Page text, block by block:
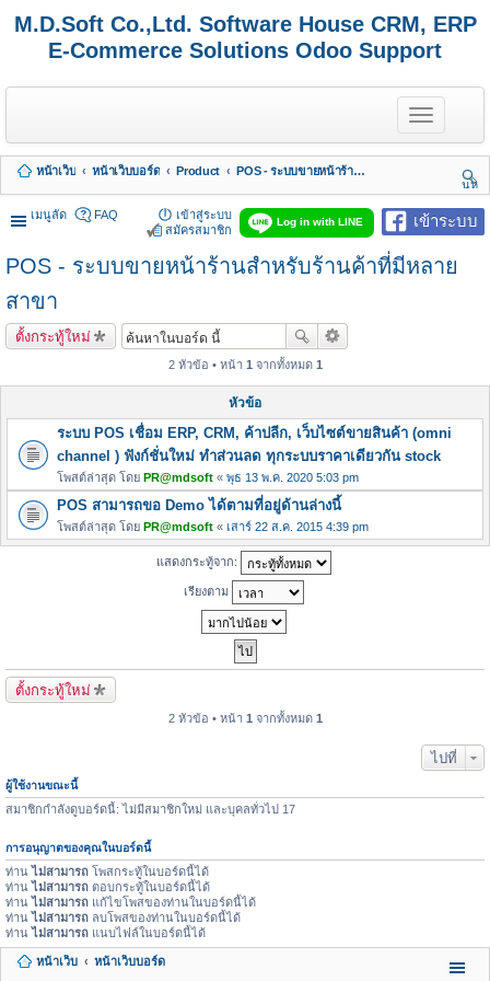
M.D.Soft Co.,Ltd. Software House CRM, ERP
E-Commerce Solutions Odoo Support
T
o
g
e
n
a
i
g
หน้าเว็บ หน้าเว็บบอร์ด Product
POS - ระบบขายหน้าร้านสำหรับร้านค้าที่มีหลายสาขา
นห
า
เมนูลัด
เข้าระบบ
Log in with LINE
FAQ
เข้าสู่ระบบ
สมัครสมาชิก
POS - ระบบขายหน้าร้านสำหรับร้านค้าที่มีหลาย
สาขา
ตั้งกระทู้ใหม่
2 หัวข้อ • หน้า 1 จากทั้งหมด 1
หัวข้อ
ระบบ POS เชื่อม ERP, CRM, ค้าปลีก, เว็บไซต์ขายสินค้า (omni
channel ) ฟังก์ชั่นใหม่ ทำส่วนลด ทุกระบบราคาเดียวกัน stock
โพสต์ล่าสุด โดย PR@mdsoft « พุธ 13 พ.ค. 2020 5:03 pm
POS สามารถขอ Demo ได้ตามที่อยู่ด้านล่างนี้
โพสต์ล่าสุด โดย PR@mdsoft « เสาร์ 22 ส.ค. 2015 4:39 pm
แสดงกระทู้จาก:
เรียงตาม
ตั้งกระทู้ใหม่
2 หัวข้อ • หน้า 1 จากทั้งหมด 1
ไปที่
ผู้ใช้งานขณะนี้
สมาชิกกำลังดูบอร์ดนี้: ไม่มีสมาชิกใหม่ และบุคลทั่วไป 17
การอนุญาตของคุณในบอร์ดนี้
ท่านไม่สามารถ โพสกระทู้ในบอร์ดนี้ได้
ท่านไม่สามารถ ตอบกระทู้ในบอร์ดนี้ได้
ท่านไม่สามารถ แก้ไขโพสของท่านในบอร์ดนี้ได้
ท่านไม่สามารถ ลบโพสของท่านในบอร์ดนี้ได้
ท่านไม่สามารถ แนบไฟล์ในบอร์ดนี้ได้
หน้าเว็บ หน้าเว็บบอร์ด